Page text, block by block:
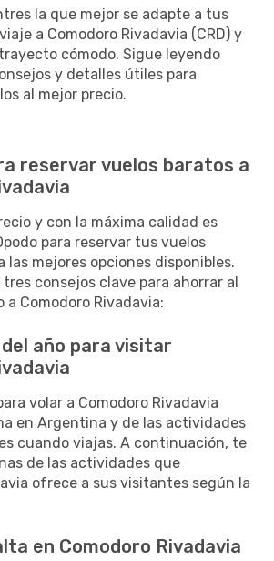
la que mejor se adapte a tus
a Comodoro Rivadavia (CRD) y
cómodo. Sigue leyendo
y detalles útiles para
al mejor precio.
reservar vuelos baratos a
y con la máxima calidad es
para reservar tus vuelos
las mejores opciones disponibles.
consejos clave para ahorrar al
Comodoro Rivadavia:
año para visitar
volar a Comodoro Rivadavia
en Argentina y de las actividades
cuando viajas. A continuación, te
de las actividades que
ofrece a sus visitantes según la
en Comodoro Rivadavia